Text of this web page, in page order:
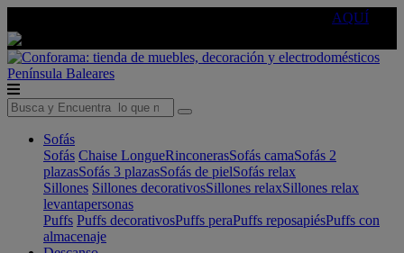
AQUÍ
Península Baleares
Sofás
Sofás Chaise LongueRinconerasSofás camaSofás 2
plazasSofás 3 plazasSofás de pielSofás relax
Sillones Sillones decorativosSillones relaxSillones relax
levantapersonas
Puffs Puffs decorativosPuffs peraPuffs reposapiésPuffs con
almacenaje